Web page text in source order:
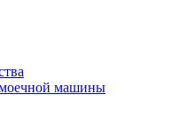
машины